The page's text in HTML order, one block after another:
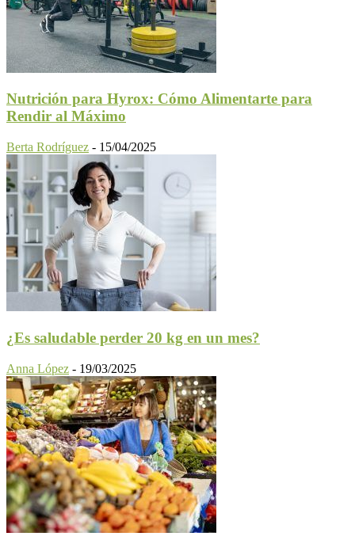
Nutrición para Hyrox: Cómo Alimentarte para
Rendir al Máximo
Berta Rodríguez - 15/04/2025
¿Es saludable perder 20 kg en un mes?
Anna López - 19/03/2025